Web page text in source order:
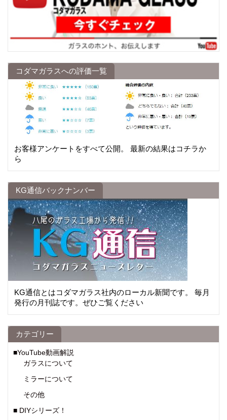
コダマガラスへの評価一覧
お客様アンケートをすべて公開。 最新の結果はコチラか
ら
KG通信バックナンバー
KG通信とはコダマガラス社内のローカル新聞です。 毎月
発行の月刊誌です。ぜひご覧ください
カテゴリー
■YouTube動画解説
ガラスについて
ミラーについて
その他
■ DIYシリーズ！